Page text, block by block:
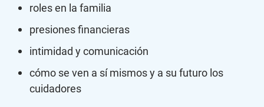
roles en la familia
presiones financieras
intimidad y comunicación
cómo se ven a sí mismos y a su futuro los
cuidadores